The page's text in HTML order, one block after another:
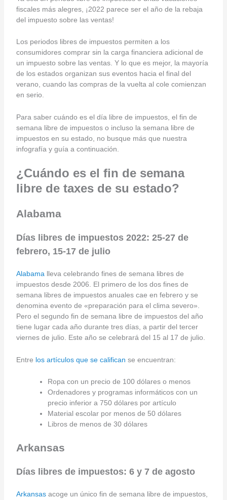
fiscales más alegres, ¡2022 parece ser el año de la rebaja
del impuesto sobre las ventas!
Los periodos libres de impuestos permiten a los
consumidores comprar sin la carga financiera adicional de
un impuesto sobre las ventas. Y lo que es mejor, la mayoría
de los estados organizan sus eventos hacia el final del
verano, cuando las compras de la vuelta al cole comienzan
en serio.
Para saber cuándo es el día libre de impuestos, el fin de
semana libre de impuestos o incluso la semana libre de
impuestos en su estado, no busque más que nuestra
infografía y guía a continuación.
¿Cuándo es el fin de semana
libre de taxes de su estado?
Alabama
Días libres de impuestos 2022: 25-27 de
febrero, 15-17 de julio
Alabamalleva celebrando fines de semana libres de
impuestos desde 2006. El primero de los dos fines de
semana libres de impuestos anuales cae en febrero y se
denomina evento de «preparación para el clima severo».
Pero el segundo fin de semana libre de impuestos del año
tiene lugar cada año durante tres días, a partir del tercer
viernes de julio. Este año se celebrará del 15 al 17 de julio.
Entre los artículos que se califican se encuentran:
Ropa con un precio de 100 dólares o menos
Ordenadores y programas informáticos con un
precio inferior a 750 dólares por artículo
Material escolar por menos de 50 dólares
Libros de menos de 30 dólares
Arkansas
Días libres de impuestos: 6 y 7 de agosto
Arkansasacoge un único fin de semana libre de impuestos,